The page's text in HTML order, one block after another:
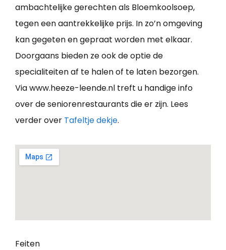
ambachtelijke gerechten als Bloemkoolsoep,
tegen een aantrekkelijke prijs. In zo’n omgeving
kan gegeten en gepraat worden met elkaar.
Doorgaans bieden ze ook de optie de
specialiteiten af te halen of te laten bezorgen.
Via www.heeze-leende.nl treft u handige info
over de seniorenrestaurants die er zijn. Lees
verder over Tafeltje dekje.
Feiten